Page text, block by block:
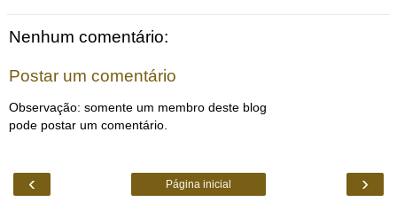
Nenhum comentário:
Postar um comentário
Observação: somente um membro deste blog
pode postar um comentário.
‹ ›
Página inicial